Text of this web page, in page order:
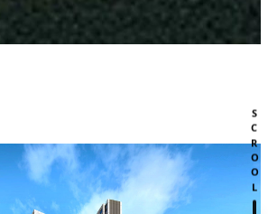
SCROOL